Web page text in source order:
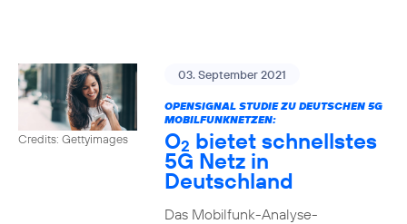
Credits: Gettyimages
03. September 2021
OPENSIGNAL STUDIE ZU DEUTSCHEN 5G
MOBILFUNKNETZEN:
O2 bietet schnellstes
5G Netz in
Deutschland
Das Mobilfunk-Analyse-